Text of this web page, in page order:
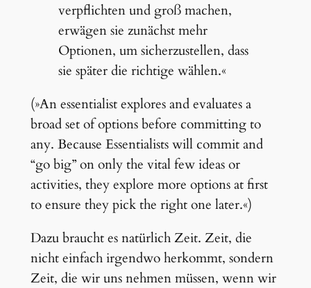
verpflichten und groß machen,
erwägen sie zunächst mehr
Optionen, um sicherzustellen, dass
sie später die richtige wählen.«
(»An essentialist explores and evaluates a
broad set of options before committing to
any. Because Essentialists will commit and
“go big” on only the vital few ideas or
activities, they explore more options at first
to ensure they pick the right one later.«)
Dazu braucht es natürlich Zeit. Zeit, die
nicht einfach irgendwo herkommt, sondern
Zeit, die wir uns nehmen müssen, wenn wir